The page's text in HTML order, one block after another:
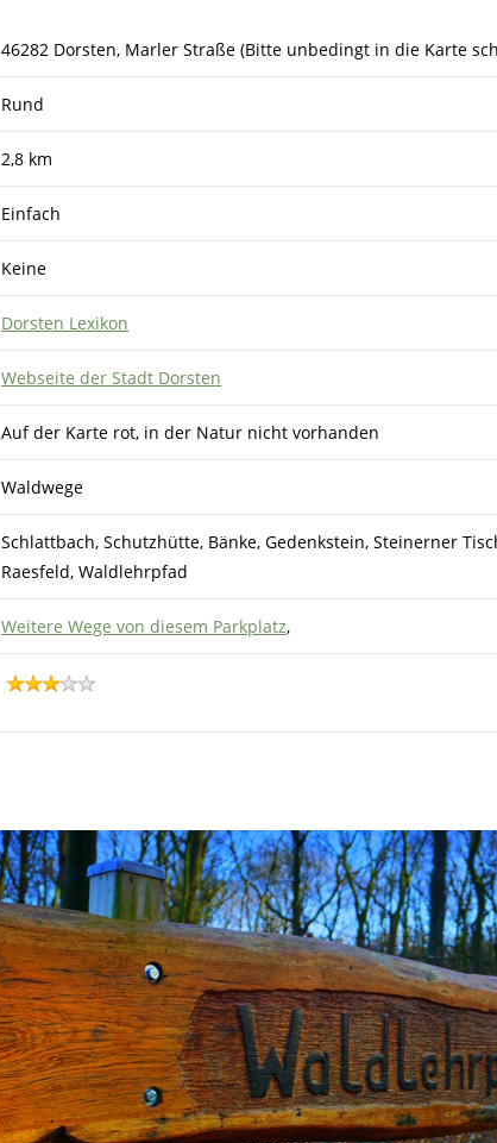
46282 Dorsten, Marler Straße (Bitte unbedingt in die Karte
Rund
2,8 km
Einfach
Keine
Dorsten Lexikon
Webseite der Stadt Dorsten
Auf der Karte rot, in der Natur nicht vorhanden
Waldwege
Schlattbach, Schutzhütte, Bänke, Gedenkstein, Steinerner
Raesfeld, Waldlehrpfad
Weitere Wege von diesem Parkplatz,